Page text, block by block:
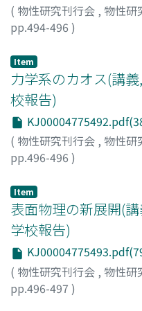
( 物性研究刊行会 , 物性研
pp.494-496 )
Item
力学系のカオス(講
校報告)
( 物性研究刊行会 , 物性研
pp.496-496 )
Item
表面物理の新展開(
学校報告)
( 物性研究刊行会 , 物性研
pp.496-497 )